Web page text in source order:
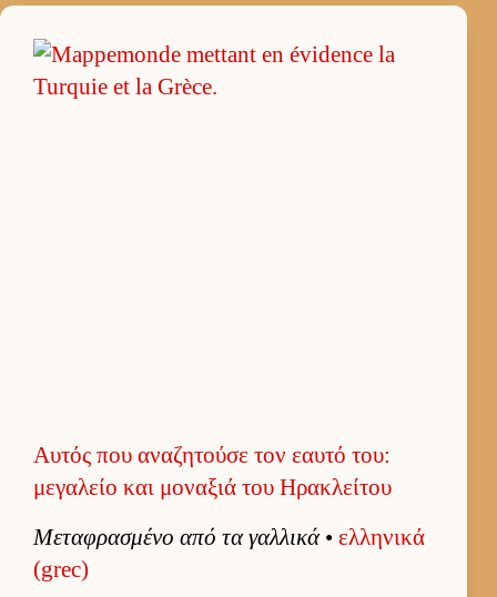
Αυτός που αναζητούσε τον εαυτό του:
μεγαλείο και μοναξιά του Ηρακλείτου
Μεταφρασμένο από τα γαλ­λικά• ελ­ληνικά
(grec)